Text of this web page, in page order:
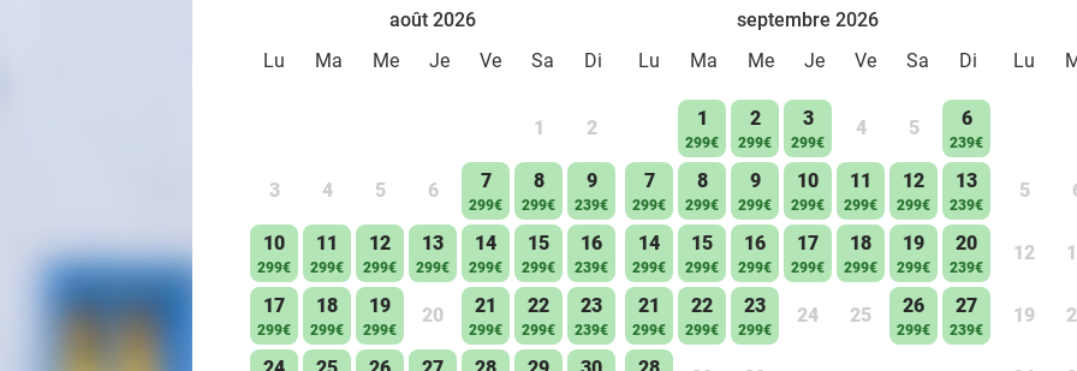
août 2026
Lu
Ma Me Je Ve Sa Di
1 2
3 4 5 6 7
299€
8
299€
9
239€
10
299€
11
299€
12
299€
13
299€
14
299€
15
299€
16
239€
17
299€
18
299€
19
299€
20 21
299€
22
299€
23
239€
septembre 2026
Lu
Ma Me Je Ve Sa Di
1
299€
2
299€
3
299€
4 5 6
239€
7
299€
8
299€
9
299€
10
299€
11
299€
12
299€
13
239€
14
299€
15
299€
16
299€
17
299€
18
299€
19
299€
20
239€
21
299€
22
299€
23
299€
24 25 26
299€
27
239€
Lu
5
12
19